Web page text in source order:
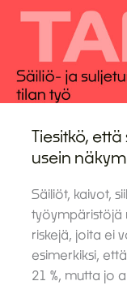
Tiesitkö,
usein
Säiliöt, kaivot,
työympäristöjä
riskejä, joita ei
esimerkiksi,
21 %, mutta jo